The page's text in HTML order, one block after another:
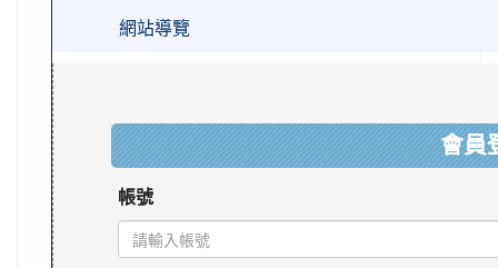
網站導覽
會員
帳號